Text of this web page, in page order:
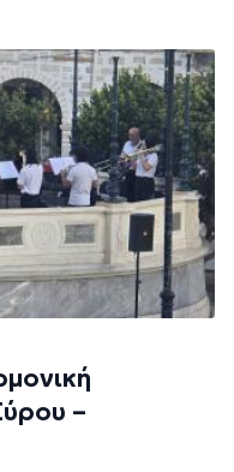
–